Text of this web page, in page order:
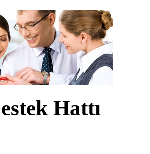
Hattı